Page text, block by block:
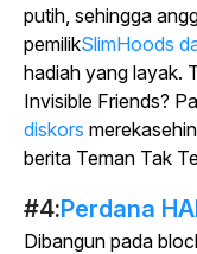
putih, sehingga
pemilikSlimHoods
hadiah yang layak.
Invisible Friends?
diskors
berita Teman Tak
#4:Perdana
Dibangun pada